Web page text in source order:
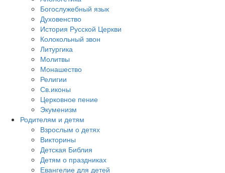
Богослужебный язык
Духовенство
История Русской Церкви
Колокольный звон
Литургика
Молитвы
Монашество
Религии
Св.иконы
Церковное пение
Экуменизм
Родителям и детям
Взрослым о детях
Викторины
Детская Библия
Детям о праздниках
Евангелие для детей